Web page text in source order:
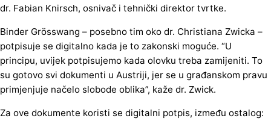
dr. Fabian Knirsch, osnivač i tehnički direktor tvrtke.
Binder Grösswang – posebno tim oko dr. Christiana Zwicka –
potpisuje se digitalno kada je to zakonski moguće. “U
principu, uvijek potpisujemo kada olovku treba zamijeniti. To
su gotovo svi dokumenti u Austriji, jer se u građanskom pravu
primjenjuje načelo slobode oblika”, kaže dr. Zwick.
Za ove dokumente koristi se digitalni potpis, između ostalog: